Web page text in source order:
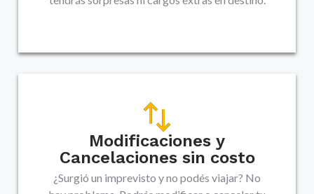
Modificaciones y
Cancelaciones sin costo
¿Surgió un imprevisto y no podés viajar? No